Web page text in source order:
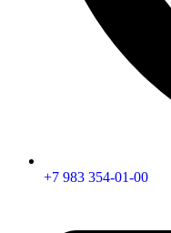
+7 983 354-01-00